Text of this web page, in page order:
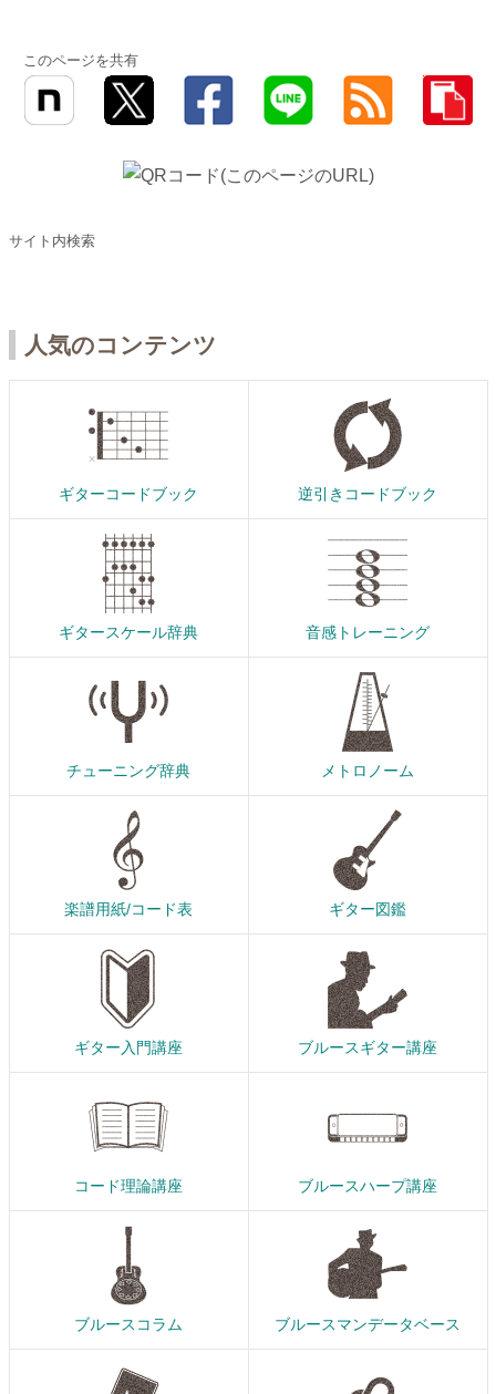
このページを共有
サイト内検索
人気のコンテンツ
ギターコードブック 逆引きコードブック
ギタースケール辞典 音感トレーニング
チューニング辞典 メトロノーム
楽譜用紙/コード表 ギター図鑑
ギター入門講座 ブルースギター講座
コード理論講座 ブルースハープ講座
ブルースコラム ブルースマンデータベース